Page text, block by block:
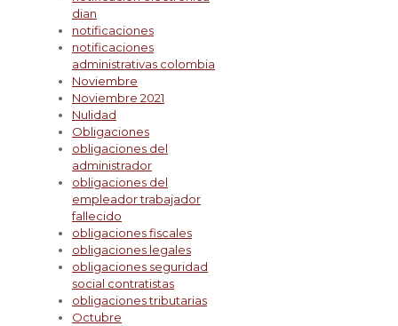
dian
notificaciones
notificaciones
administrativas colombia
Noviembre
Noviembre 2021
Nulidad
Obligaciones
obligaciones del
administrador
obligaciones del
empleador trabajador
fallecido
obligaciones fiscales
obligaciones legales
obligaciones seguridad
social contratistas
obligaciones tributarias
Octubre